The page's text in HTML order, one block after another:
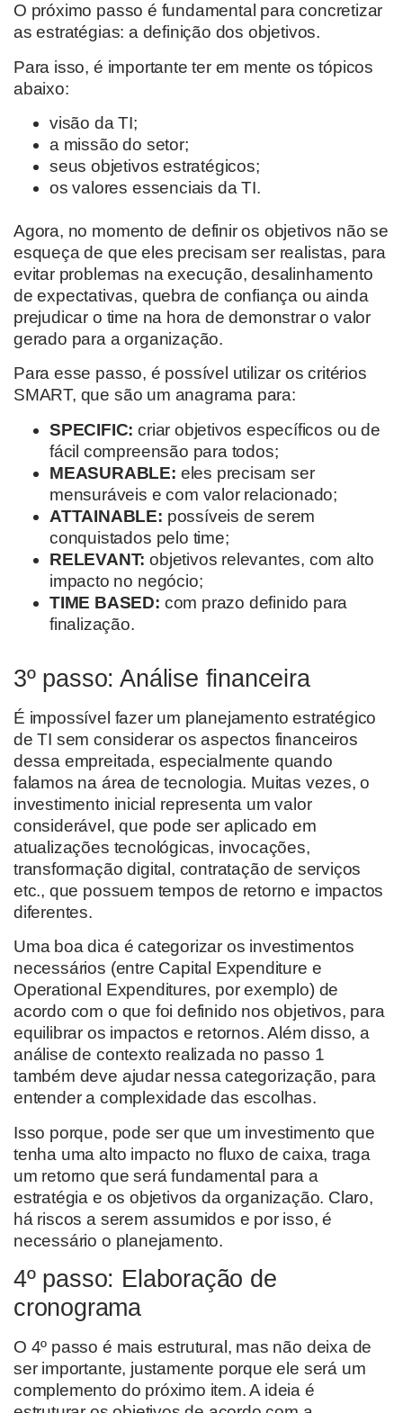
O próximo passo é fundamental para concretizar
as estratégias: a definição dos objetivos.
Para isso, é importante ter em mente os tópicos
abaixo:
visão da TI;
a missão do setor;
seus objetivos estratégicos;
os valores essenciais da TI.
Agora, no momento de definir os objetivos não se
esqueça de que eles precisam ser realistas, para
evitar problemas na execução, desalinhamento
de expectativas, quebra de confiança ou ainda
prejudicar o time na hora de demonstrar o valor
gerado para a organização.
Para esse passo, é possível utilizar os critérios
SMART, que são um anagrama para:
SPECIFIC: criar objetivos específicos ou de
fácil compreensão para todos;
MEASURABLE: eles precisam ser
mensuráveis e com valor relacionado;
ATTAINABLE: possíveis de serem
conquistados pelo time;
RELEVANT: objetivos relevantes, com alto
impacto no negócio;
TIME BASED: com prazo definido para
finalização.
3º passo: Análise financeira
É impossível fazer um planejamento estratégico
de TI sem considerar os aspectos financeiros
dessa empreitada, especialmente quando
falamos na área de tecnologia. Muitas vezes, o
investimento inicial representa um valor
considerável, que pode ser aplicado em
atualizações tecnológicas, invocações,
transformação digital, contratação de serviços
etc., que possuem tempos de retorno e impactos
diferentes.
Uma boa dica é categorizar os investimentos
necessários (entre Capital Expenditure e
Operational Expenditures, por exemplo) de
acordo com o que foi definido nos objetivos, para
equilibrar os impactos e retornos. Além disso, a
análise de contexto realizada no passo 1
também deve ajudar nessa categorização, para
entender a complexidade das escolhas.
Isso porque, pode ser que um investimento que
tenha uma alto impacto no fluxo de caixa, traga
um retorno que será fundamental para a
estratégia e os objetivos da organização. Claro,
há riscos a serem assumidos e por isso, é
necessário o planejamento.
4º passo: Elaboração de
cronograma
O 4º passo é mais estrutural, mas não deixa de
ser importante, justamente porque ele será um
complemento do próximo item. A ideia é